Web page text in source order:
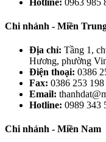
Chi nhánh - Miền
Địa chỉ: Tầng 1,
Hương, phường
Điện thoại: 0386
Fax: 0386 253 198
Email:
Hotline: 0989 343
Chi nhánh - Miền Nam